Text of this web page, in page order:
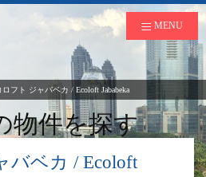
MENU
ロフト ジャバベカ / Ecoloft Jababeka
物件を探す
バベカ / Ecoloft